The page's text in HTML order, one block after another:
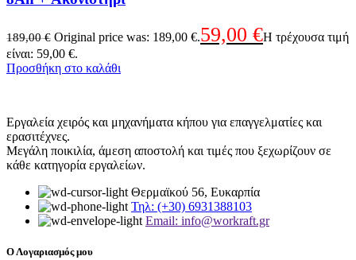
189,00€ Original price was: 189,00 €.59,00 €Η τρέχουσα τιμή
είναι: 59,00 €.
Προσθήκη στο καλάθι
Εργαλεία χειρός και μηχανήματα κήπου για επαγγελματίες και
ερασιτέχνες.
Μεγάλη ποικιλία, άμεση αποστολή και τιμές που ξεχωρίζουν σε
κάθε κατηγορία εργαλείων.
Θερμαϊκού 56, Ευκαρπία
Τηλ: (+30) 6931388103
Email: info@workraft.gr
Ο Λογαριασμός μου